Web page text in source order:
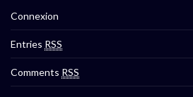
Connexion
Entries RSS
Comments RSS